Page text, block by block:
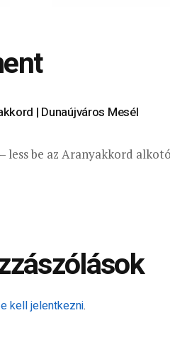
| Dunaújváros Mesél
less be az Aranyakkord
kell jelentkezni.